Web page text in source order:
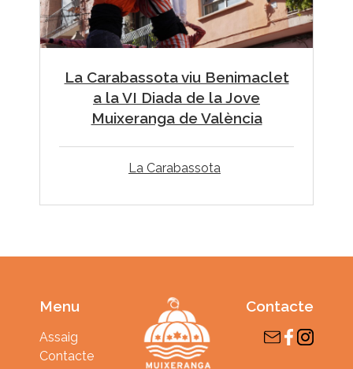
La Carabassota viu Benimaclet
a la VI Diada de la Jove
Muixeranga de València
La Carabassota
Menu
Assaig
Contacte
Contacte